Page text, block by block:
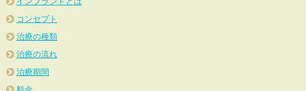
コンセプト
治療の種類
治療の流れ
治療期間